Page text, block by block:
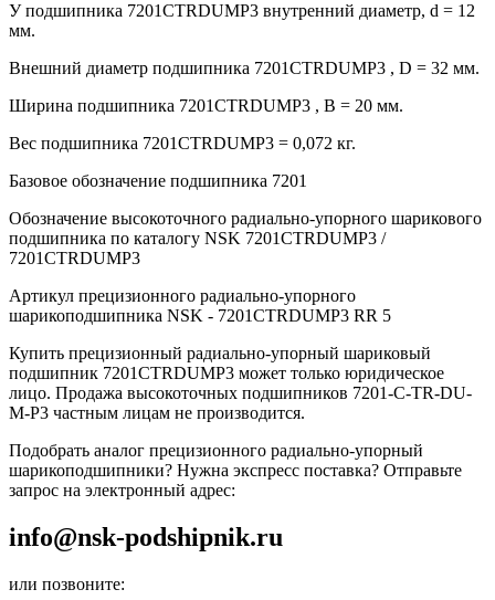
У подшипника 7201CTRDUMP3 внутренний диаметр, d = 12
мм.
Внешний диаметр подшипника 7201CTRDUMP3 , D = 32 мм.
Ширина подшипника 7201CTRDUMP3 , B = 20 мм.
Вес подшипника 7201CTRDUMP3 = 0,072 кг.
Базовое обозначение подшипника 7201
Обозначение высокоточного радиально-упорного шарикового
подшипника по каталогу NSK 7201CTRDUMP3 /
7201CTRDUMP3
Артикул прецизионного радиально-упорного
шарикоподшипника NSK - 7201CTRDUMP3 RR 5
Купить прецизионный радиально-упорный шариковый
подшипник 7201CTRDUMP3 может только юридическое
лицо. Продажа высокоточных подшипников 7201-C-TR-DU-
M-P3 частным лицам не производится.
Подобрать аналог прецизионного радиально-упорный
шарикоподшипники? Нужна экспресс поставка? Отправьте
запрос на электронный адрес:
info@nsk-podshipnik.ru
или позвоните: